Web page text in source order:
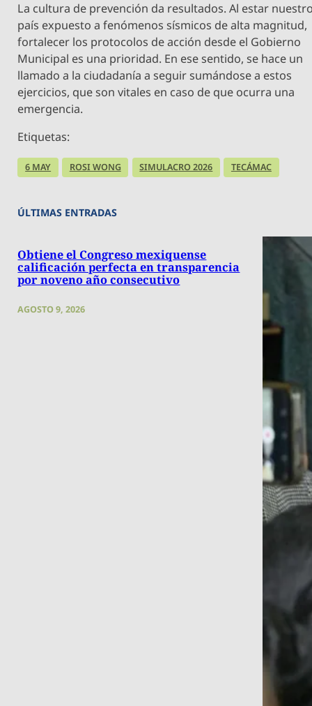
La cultura de prevención da resultados. Al estar
país expuesto a fenómenos sísmicos de alta magnitud,
fortalecer los protocolos de acción desde el Gobierno
Municipal es una prioridad. En ese sentido, se hace un
llamado a la ciudadanía a seguir sumándose a estos
ejercicios, que son vitales en caso de que ocurra una
emergencia.
Etiquetas:
6 MAY ROSI WONG SIMULACRO 2026 TECÁMAC
ÚLTIMAS ENTRADAS
Obtiene el Congreso mexiquense
calificación perfecta en transparencia
por noveno año consecutivo
AGOSTO 9, 2026